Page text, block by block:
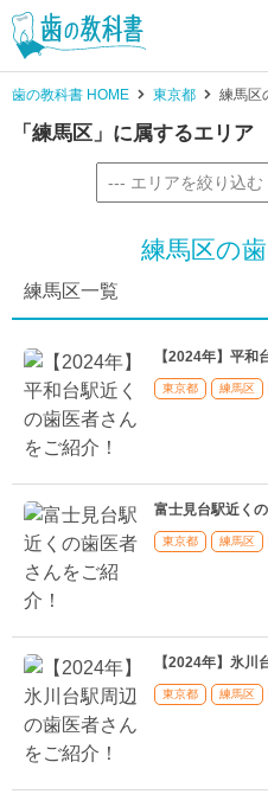
歯の教科書 HOME 東京都 練馬区
「練馬区」に属するエリア
練馬区の
練馬区一覧
【2024年】平和
東京都 練馬区
富士見台駅近く
東京都 練馬区
【2024年】氷川
東京都 練馬区